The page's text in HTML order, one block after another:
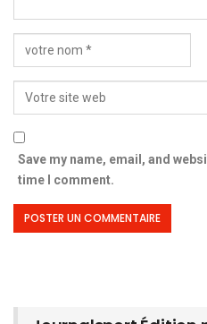
Save my name, email, and
time I comment.